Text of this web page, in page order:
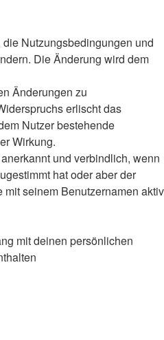
Nutzungsbedingungen und
Die Änderung wird dem
Änderungen zu
erlischt das
Nutzer bestehende
Wirkung.
und verbindlich, wenn
hat oder aber der
seinem Benutzernamen aktiv
mit deinen persönlichen